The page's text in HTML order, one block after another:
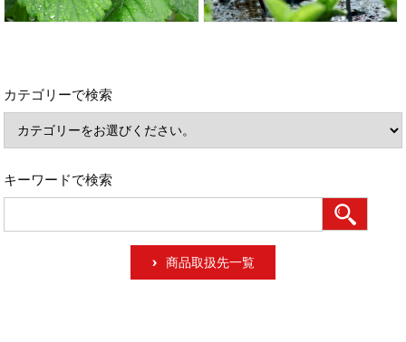
カテゴリーで検索
キーワードで検索
商品取扱先一覧